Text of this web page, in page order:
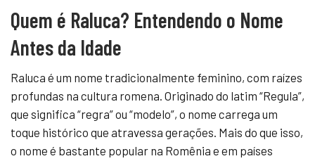
Quem é Raluca? Entendendo o Nome
Antes da Idade
Raluca é um nome tradicionalmente feminino, com raízes
profundas na cultura romena. Originado do latim “Regula”,
que significa “regra” ou “modelo”, o nome carrega um
toque histórico que atravessa gerações. Mais do que isso,
o nome é bastante popular na Romênia e em países